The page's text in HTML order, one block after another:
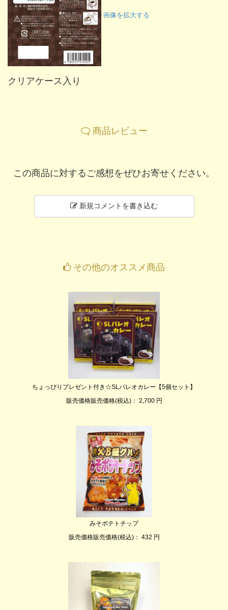
画像を拡大する
クリアケース入り
商品レビュー
この商品に対するご感想をぜひお寄せください。
新規コメントを書き込む
その他のオススメ商品
ちょっぴりプレゼント付き☆SLパレオカレー【5個セット】
販売価格販売価格(税込)： 2,700 円
みそポテトチップ
販売価格販売価格(税込)： 432 円